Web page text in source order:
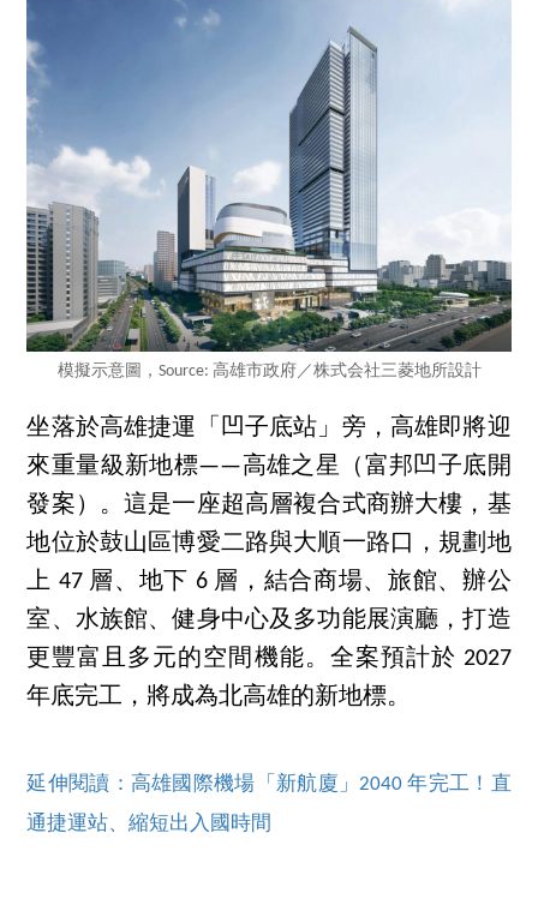
模擬示意圖，Source: 高雄市政府／株式会社三菱地所設計
坐落於高雄捷運「凹子底站」旁，高雄即將迎
來重量級新地標——高雄之星（富邦凹子底開
發案）。這是一座超高層複合式商辦大樓，基
地位於鼓山區博愛二路與大順一路口，規劃地
上 47 層、地下 6 層，結合商場、旅館、辦公
室、水族館、健身中心及多功能展演廳，打造
更豐富且多元的空間機能。全案預計於 2027
年底完工，將成為北高雄的新地標。
延伸閱讀：高雄國際機場「新航廈」2040 年完工！直
通捷運站、縮短出入國時間